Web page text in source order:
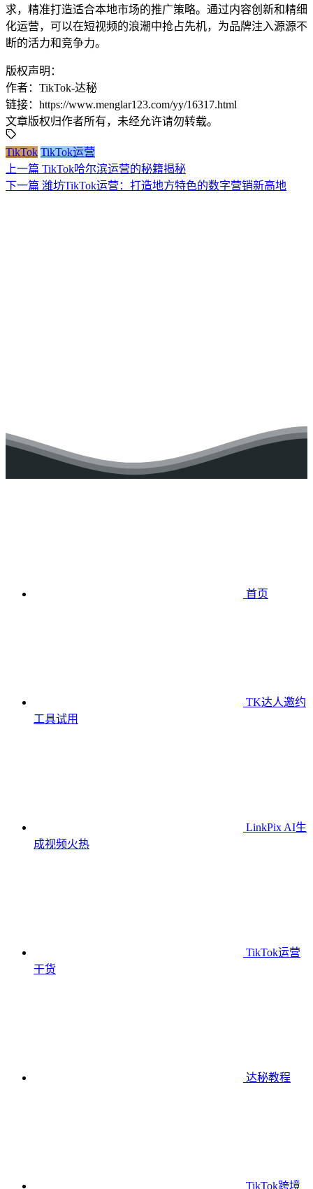
求，精准打造适合本地市场的推广策略。通过内容创新和精细
化运营，可以在短视频的浪潮中抢占先机，为品牌注入源源不
断的活力和竞争力。
版权声明：
作者：TikTok-达秘
链接：https://www.menglar123.com/yy/16317.html
文章版权归作者所有，未经允许请勿转载。
TikTok TikTok运营
上一篇 TikTok哈尔滨运营的秘籍揭秘
下一篇 潍坊TikTok运营：打造地方特色的数字营销新高地
首页
TK达人邀约
工具试用
LinkPix AI生
成视频火热
TikTok运营
干货
达秘教程
TikTok跨境